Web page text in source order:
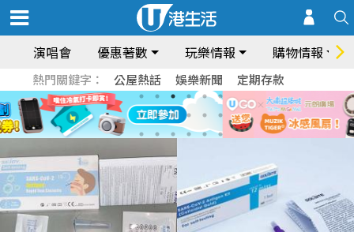
演唱會 優惠著數 玩樂情報 購物情報
熱門關鍵字： 公屋熱話 娛樂新聞 定期存款